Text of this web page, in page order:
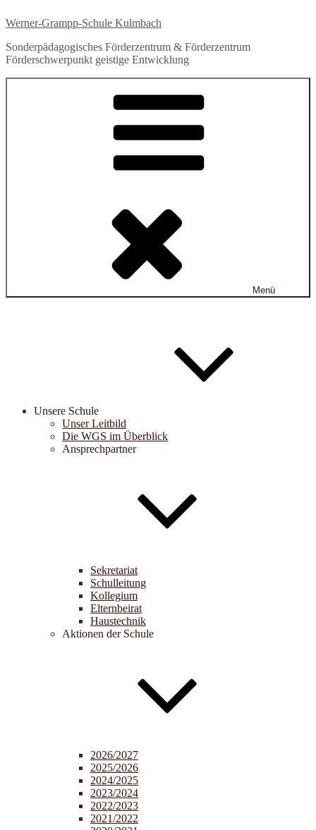
Inhalt
Werner-Grampp-Schule Kulmbach
Sonderpädagogisches Förderzentrum & Förderzentrum
Förderschwerpunkt geistige Entwicklung
Menü
Unsere Schule
Unser Leitbild
Die WGS im Überblick
Ansprechpartner
Sekretariat
Schulleitung
Kollegium
Elternbeirat
Haustechnik
Aktionen der Schule
2026/2027
2025/2026
2024/2025
2023/2024
2022/2023
2021/2022